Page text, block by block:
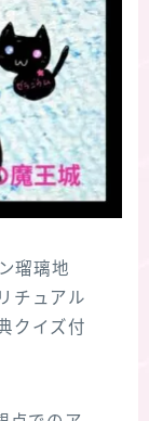
瑠璃地
チュアル
クイズ付